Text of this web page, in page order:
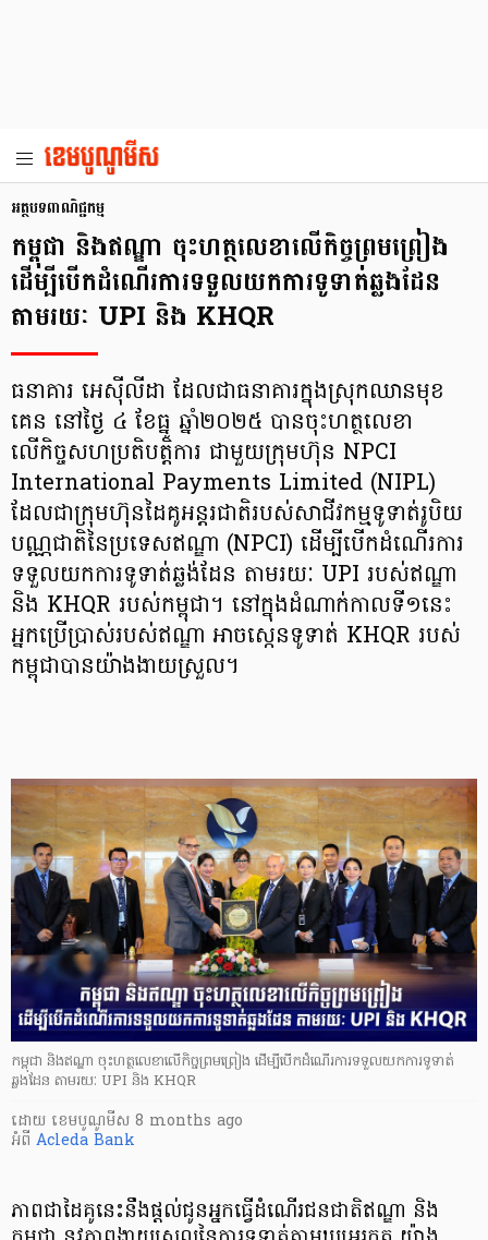
អត្ថបទពាណិជ្ជកម្ម
កម្ពុជា និងឥណ្ឌា ចុះហត្ថលេខាលើកិច្ចព្រមព្រៀង
ដើម្បីបើកដំណើរការទទួលយកការទូទាត់ឆ្លងដែន
តាមរយៈ UPI និង KHQR
ធនាគារ អេស៊ីលីដា ដែលជាធនាគារក្នុងស្រុកឈានមុខ
គេន នៅថ្ងៃ ៤ ខែធ្នូ ឆ្នាំ២០២៥ បានចុះហត្ថលេខា
លើកិច្ចសហប្រតិបត្តិការ ជាមួយក្រុមហ៊ុន NPCI
International Payments Limited (NIPL)
ដែលជាក្រុមហ៊ុនដៃគូអន្តរជាតិរបស់សាជីវកម្មទូទាត់រូបិយ
បណ្ណជាតិនៃប្រទេសឥណ្ឌា (NPCI) ដើម្បីបើកដំណើរការ
ទទួលយកការទូទាត់ឆ្លង់ដែន តាមរយៈ UPI របស់ឥណ្ឌា
និង KHQR របស់កម្ពុជា។ នៅក្នុងដំណាក់កាលទី១នេះ
អ្នកប្រើប្រាស់របស់ឥណ្ឌា អាចស្កេនទូទាត់ KHQR របស់
កម្ពុជាបានយ៉ាងងាយស្រួល។
កម្ពុជា និងឥណ្ឌា ចុះហត្ថលេខាលើកិច្ចព្រមព្រៀង ដើម្បីបើកដំណើរការទទួលយកការទូទាត់
ឆ្លងដែន តាមរយៈ UPI និង KHQR
ដោយ ​ ខេមបូណូមីស 8 months ago
អំពី Acleda Bank
ភាពជាដៃគូនេះនឹងផ្តល់ជូនអ្នកធ្វើដំណើរជនជាតិឥណ្ឌា និង